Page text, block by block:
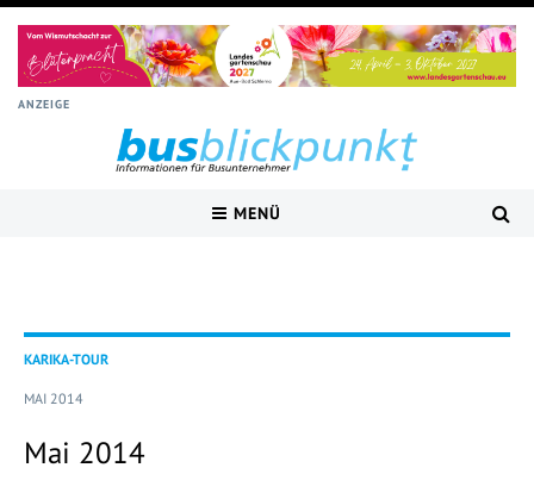
ANZEIGE
MENÜ
KARIKA-TOUR
MAI 2014
Mai 2014